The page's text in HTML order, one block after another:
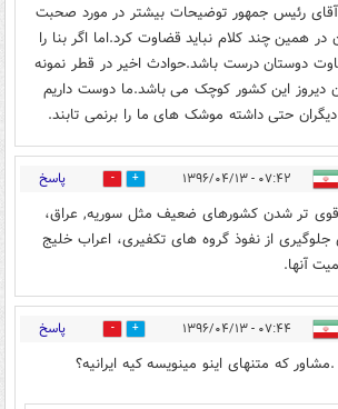
آقای رئیس جمهور توضیحات بیشتر در مورد صحبت
در همین چند کلام نباید قضاوت کرد.اما اگر بنا را
دوستان درست باشد.حوادث اخیر در قطر نمونه
دیروز این کشور کوچک می باشد.ما دوست داریم
حتی داشته موشک های ما را برنمی تابند.
۰۷:۴۲ - ۱۳۹۶/۰۴/۱۳ 20 پاسخ
تر شدن کشورهای ضعیف مثل سوریه, عراق،
جلوگیری از نفوذ گروه های تکفیری، اعراب خلیج
آنها.
۰۷:۴۴ - ۱۳۹۶/۰۴/۱۳ 17 پاسخ
که متنهای اینو مینویسه کیه ایرانیه؟